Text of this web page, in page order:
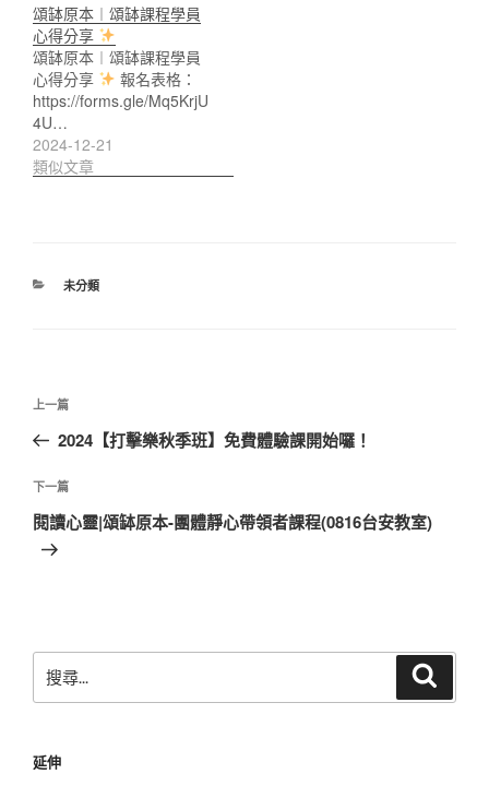
頌缽原本︱頌缽課程學員
心得分享
頌缽原本︱頌缽課程學員
心得分享
報名表格：
https://forms.gle/Mq5KrjU
4U…
2024-12-21
類似文章
分
未分類
文
導
覽
上
一
文
章
上一篇
2024【打擊樂秋季班】免費體驗課開始囉！
下
一
下一篇
閱讀心靈|頌缽原本-團體靜心帶領者課程(0816台安教室)
尋
字:
延伸